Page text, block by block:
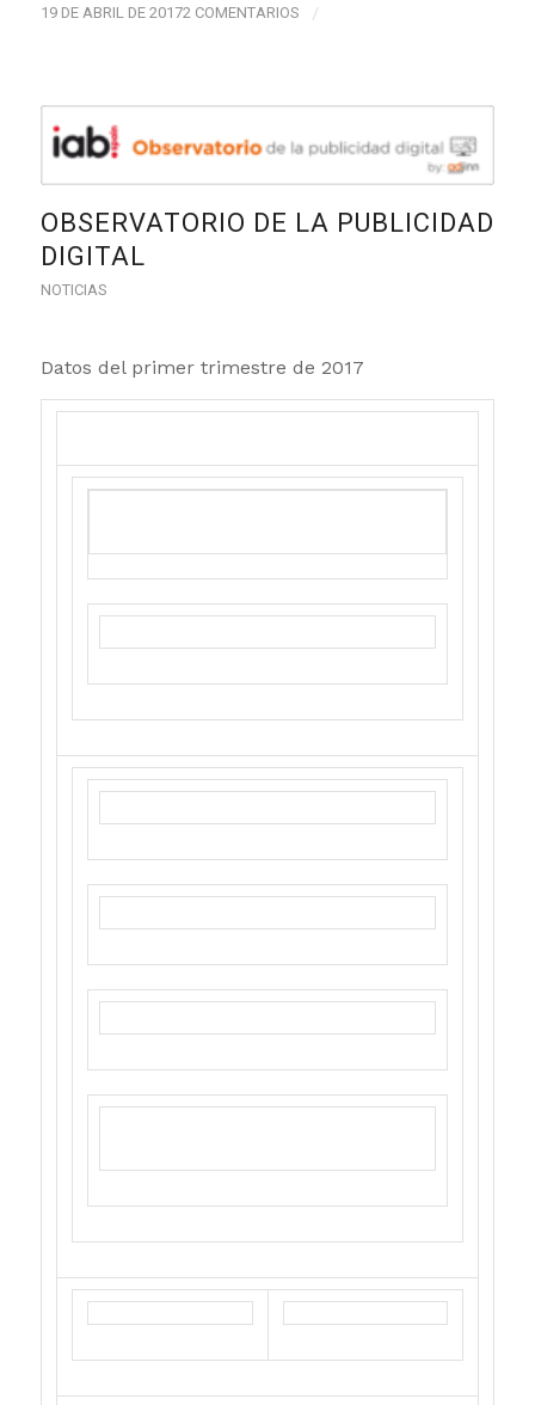
19 DE ABRIL DE 20172 COMENTARIOS /
OBSERVATORIO DE LA PUBLICIDAD
DIGITAL
NOTICIAS
Datos del primer trimestre de 2017